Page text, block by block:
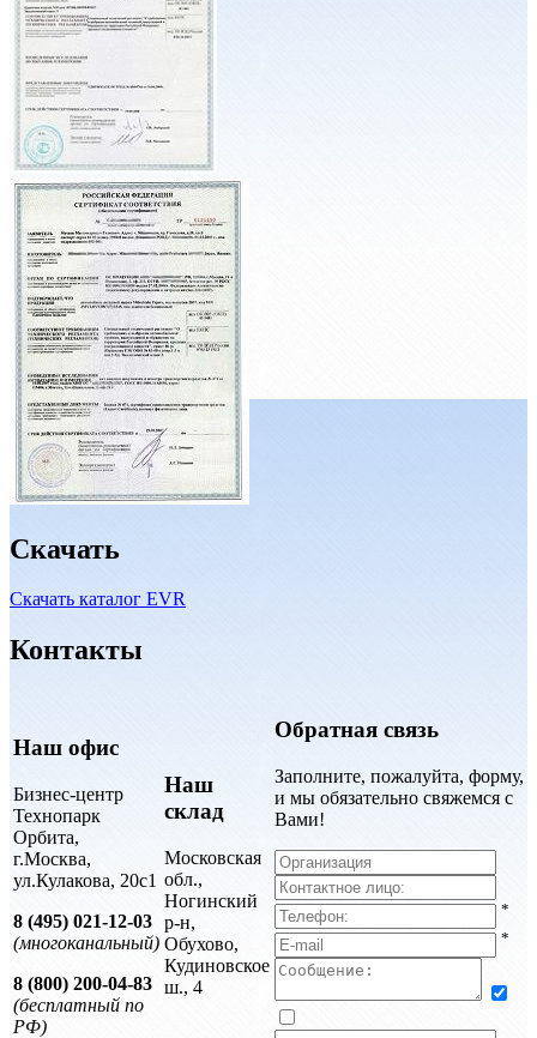
Скачать
Скачать каталог EVR
Контакты
Наш офис
Бизнес-центр
Технопарк
Орбита,
г.Москва,
ул.Кулакова, 20с1
8 (495) 021-12-03
(многоканальный)
8 (800) 200-04-83
(бесплатный по
РФ)
Наш
склад
Московская
обл.,
Ногинский
р-н,
Обухово,
Кудиновское
ш., 4
Обратная связь
Заполните, пожалуйта, форму,
и мы обязательно свяжемся с
Вами!
*
*